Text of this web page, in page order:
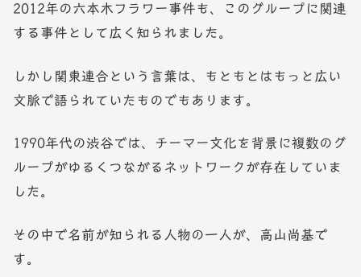
2012年の六本木フラワー事件も、このグループに関連
する事件として広く知られました。
しかし関東連合という言葉は、もともとはもっと広い
文脈で語られていたものでもあります。
1990年代の渋谷では、チーマー文化を背景に複数のグ
ループがゆるくつながるネットワークが存在していま
した。
その中で名前が知られる人物の一人が、高山尚基で
す。